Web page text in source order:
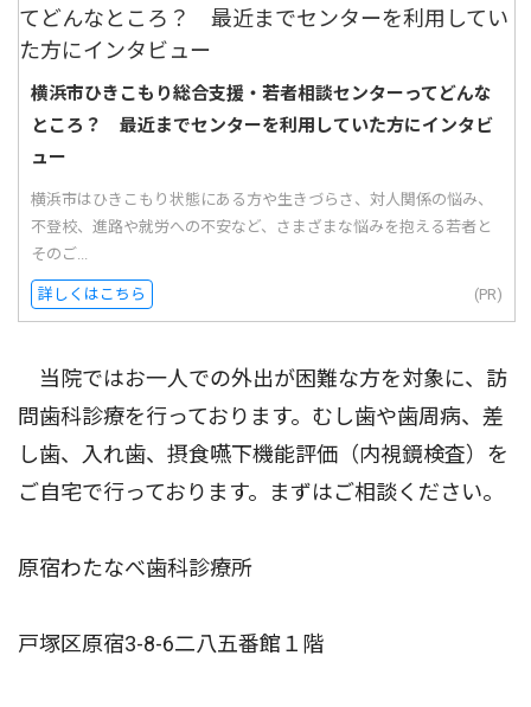
横浜市ひきこもり総合支援・若者相談センターってどんな
ところ？ 最近までセンターを利用していた方にインタビ
ュー
横浜市はひきこもり状態にある方や生きづらさ、対人関係の悩み、
不登校、進路や就労への不安など、さまざまな悩みを抱える若者と
そのご...
詳しくはこちら (PR)
当院ではお一人での外出が困難な方を対象に、訪
問歯科診療を行っております。むし歯や歯周病、差
し歯、入れ歯、摂食嚥下機能評価（内視鏡検査）を
ご自宅で行っております。まずはご相談ください。
原宿わたなべ歯科診療所
戸塚区原宿3-8-6二八五番館１階